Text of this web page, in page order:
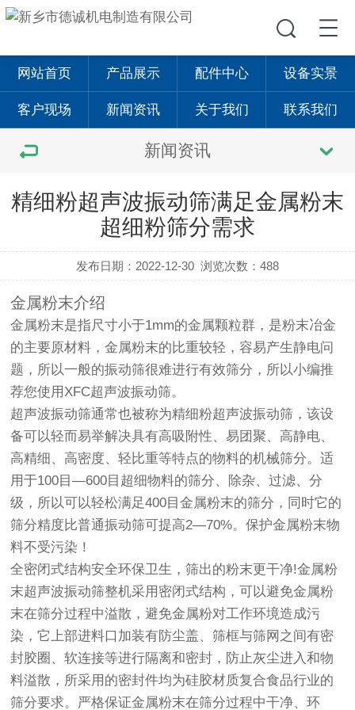
网站首页 产品展示 配件中心 设备实景
客户现场 新闻资讯 关于我们 联系我们
新闻资讯
精细粉超声波振动筛满足金属粉末
超细粉筛分需求
发布日期：2022-12-30 浏览次数：488
金属粉末介绍
金属粉末是指尺寸小于1mm的金属颗粒群，是粉末冶金
的主要原材料，金属粉末的比重较轻，容易产生静电问
题，所以一般的振动筛很难进行有效筛分，所以小编推
荐您使用XFC超声波振动筛。
超声波振动筛通常也被称为精细粉超声波振动筛 ，该设
备可以轻而易举解决具有高吸附性、易团聚、高静电、
高精细、高密度、轻比重等特点的物料的机械筛分。适
用于100目—600目超细物料的筛分、除杂、过滤、分
级，所以可以轻松满足400目金属粉末的筛分，同时它的
筛分精度比普通振动筛可提高2—70%。保护金属粉末物
料不受污染！
全密闭式结构安全环保卫生，筛出的粉末更干净!金属粉
末超声波振动筛整机采用密闭式结构，可以避免金属粉
末在筛分过程中溢散，避免金属粉对工作环境造成污
染，它上部进料口加装有防尘盖、筛框与筛网之间有密
封胶圈、软连接等进行隔离和密封，防止灰尘进入和物
料溢散，所采用的密封件均为硅胶材质复合食品行业的
筛分要求。严格保证金属粉末在筛分过程中干净、环